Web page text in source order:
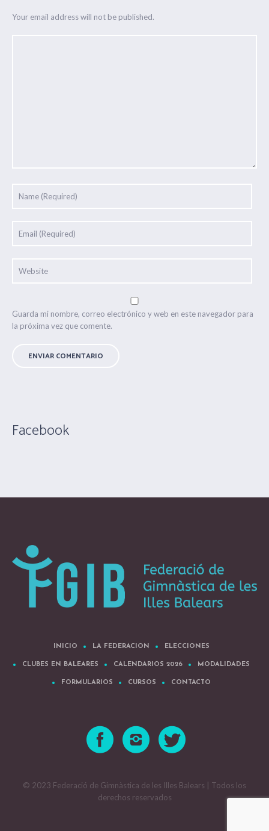
Your email address will not be published.
Guarda mi nombre, correo electrónico y web en este navegador para
la próxima vez que comente.
Facebook
INICIO LA FEDERACION ELECCIONES
CLUBES EN BALEARES CALENDARIOS 2026 MODALIDADES
FORMULARIOS CURSOS CONTACTO
© 2023 Federació de Gimnàstica de les Illes Balears | Todos los
derechos reservados